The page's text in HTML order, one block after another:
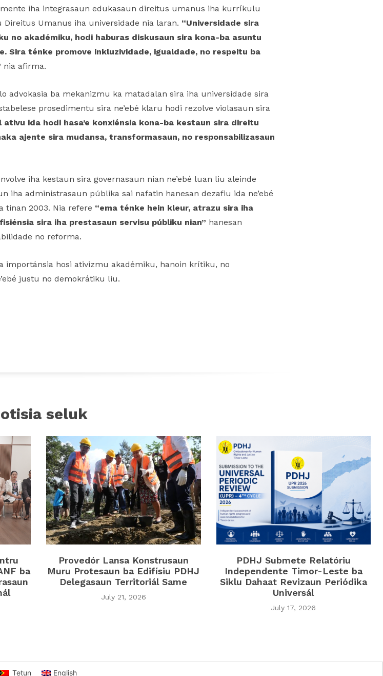
iha integrasaun edukasaun direitus umanus iha kurríkulu
Umanus iha universidade nia laran. “Universidade sira
no akadémiku, hodi haburas diskusaun sira kona-ba asuntu
Sira ténke promove inkluzividade, igualdade, no respeitu ba
nia afirma.
advokasia ba mekanizmu ka matadalan sira iha universidade sira
prosedimentu sira ne’ebé klaru hodi rezolve violasaun sira
ida hodi hasa’e konxiénsia kona-ba kestaun sira direitu
ajente sira mudansa, transformasaun, no responsabilizasaun
iha kestaun sira governasaun nian ne’ebé luan liu aleinde
iha administrasaun públika sai nafatin hanesan dezafiu ida ne’ebé
tinan 2003. Nia refere “ema ténke hein kleur, atrazu sira iha
sira iha prestasaun servisu públiku nian” hanesan
no reforma.
importánsia hosi ativizmu akadémiku, hanoin krítiku, no
justu no demokrátiku liu.
seluk
ba
Provedór Lansa Konstrusaun
Muru Protesaun ba Edifísiu PDHJ
Delegasaun Territoriál Same
July 21, 2026
PDHJ Submete Relatóriu
Independente Timor-Leste ba
Siklu Dahaat Revizaun Periódika
Universál
July 17, 2026
Tetun English